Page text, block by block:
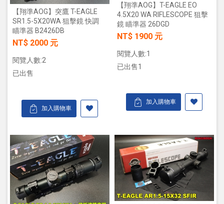
【翔準AOG】突鷹 T-EAGLE
SR1.5-5X20WA 狙擊鏡 快調
瞄準器 B2426DB
NT$ 2000 元
閱覽人數:2
已出售
加入購物車
【翔準AOG】T-EAGLE EO
4.5X20 WA RIFLESCOPE 狙擊
鏡 瞄準器 26DGD
NT$ 1900 元
閱覽人數:1
已出售1
加入購物車